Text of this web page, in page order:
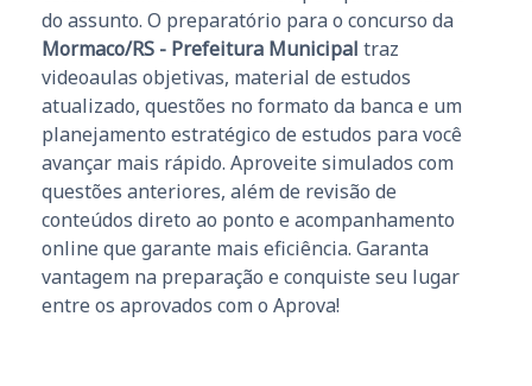
do assunto. O preparatório para o concurso da
Mormaco/RS - Prefeitura Municipal traz
videoaulas objetivas, material de estudos
atualizado, questões no formato da banca e um
planejamento estratégico de estudos para você
avançar mais rápido. Aproveite simulados com
questões anteriores, além de revisão de
conteúdos direto ao ponto e acompanhamento
online que garante mais eficiência. Garanta
vantagem na preparação e conquiste seu lugar
entre os aprovados com o Aprova!